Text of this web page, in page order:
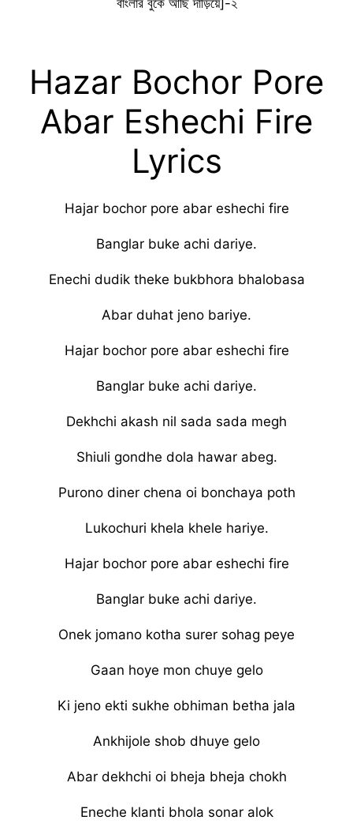
Hazar Bochor Pore
Abar Eshechi Fire
Lyrics
Hajar bochor pore abar eshechi fire
Banglar buke achi dariye.
Enechi dudik theke bukbhora bhalobasa
Abar duhat jeno bariye.
Hajar bochor pore abar eshechi fire
Banglar buke achi dariye.
Dekhchi akash nil sada sada megh
Shiuli gondhe dola hawar abeg.
Purono diner chena oi bonchaya poth
Lukochuri khela khele hariye.
Hajar bochor pore abar eshechi fire
Banglar buke achi dariye.
Onek jomano kotha surer sohag peye
Gaan hoye mon chuye gelo
Ki jeno ekti sukhe obhiman betha jala
Ankhijole shob dhuye gelo
Abar dekhchi oi bheja bheja chokh
Eneche klanti bhola sonar alok